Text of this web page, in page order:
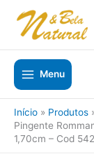
para
conteúdo
Menu
Início
Produtos
Pingente
1,70cm – Cod